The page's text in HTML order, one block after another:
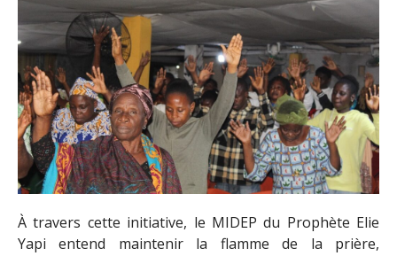
À travers cette initiative, le MIDEP du Prophète Elie
Yapi entend maintenir la flamme de la prière,